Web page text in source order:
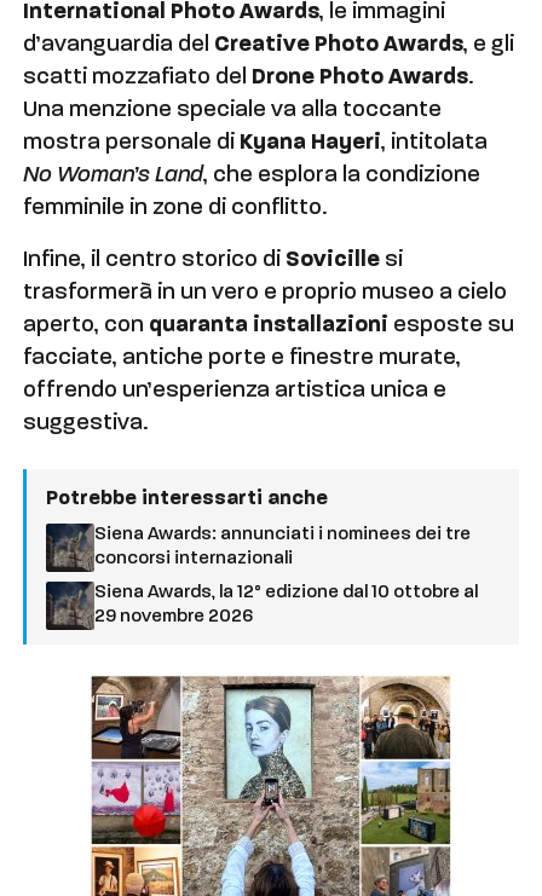
International Photo Awards, le immagini
d’avanguardia del Creative Photo Awards, e gli
scatti mozzafiato del Drone Photo Awards.
Una menzione speciale va alla toccante
mostra personale di Kyana Hayeri, intitolata
No Woman’s Land, che esplora la condizione
femminile in zone di conflitto.
Infine, il centro storico di Sovicille si
trasformerà in un vero e proprio museo a cielo
aperto, con quaranta installazioni esposte su
facciate, antiche porte e finestre murate,
offrendo un’esperienza artistica unica e
suggestiva.
Potrebbe interessarti anche
Siena Awards: annunciati i nominees dei tre
concorsi internazionali
Siena Awards, la 12° edizione dal 10 ottobre al
29 novembre 2026